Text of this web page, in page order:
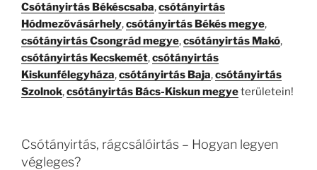
Csótányirtás Békéscsaba,csótányirtás
Hódmezővásárhely,csótányirtás Békés megye,
csótányirtás Csongrád megye,csótányirtás Makó,
csótányirtás Kecskemét,csótányirtás
Kiskunfélegyháza,csótányirtás Baja,csótányirtás
Szolnok,csótányirtás Bács-Kiskun megyeterületein!
Csótányirtás, rágcsálóirtás – Hogyan legyen
végleges?